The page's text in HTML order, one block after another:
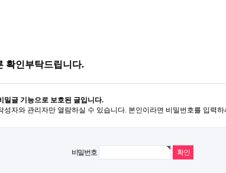
확인부탁드립니다.
밀글 기능으로 보호된 글입니다.
성자와 관리자만 열람하실 수 있습니다. 본인이라면 비밀번호를 입력하
비밀번호